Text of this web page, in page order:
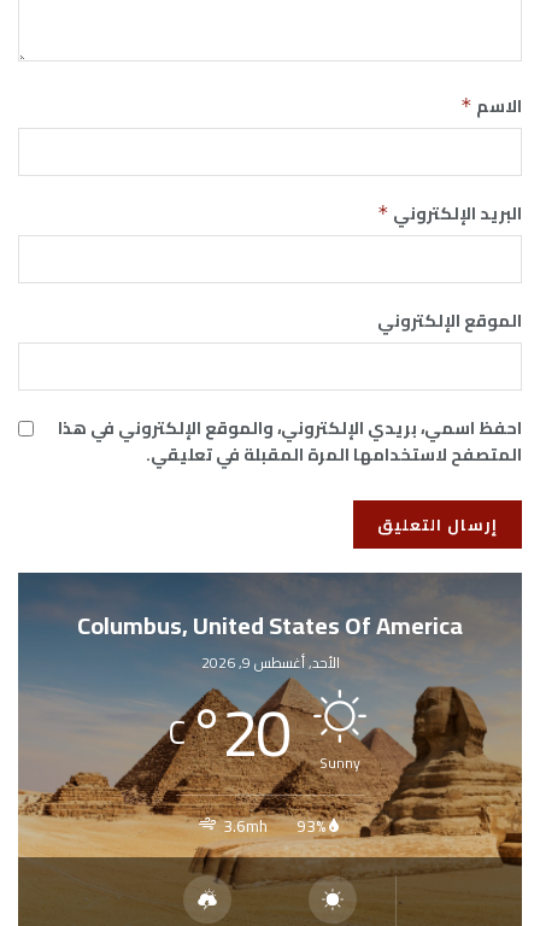
الاسم *
البريد الإلكتروني *
الموقع الإلكتروني
احفظ اسمي، بريدي الإلكتروني، والموقع الإلكتروني في هذا
المتصفح لاستخدامها المرة المقبلة في تعليقي.
Columbus, United States Of America
الأحد, أغسطس 9, 2026
Sunny
20
°
C
93%
3.6mh